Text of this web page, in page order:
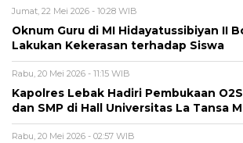
Jumat, 22 Mei 2026 - 10:28 WIB
Oknum Guru di MI Hidayatussibiyan II
Lakukan Kekerasan terhadap Siswa
Rabu, 20 Mei 2026 - 11:15 WIB
Kapolres Lebak Hadiri Pembukaan
dan SMP di Hall Universitas La Tansa
Rabu, 20 Mei 2026 - 02:57 WIB